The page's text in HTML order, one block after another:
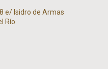
e/ Isidro de Armas
Río